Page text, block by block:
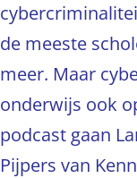
de meeste
meer. Maar
onderwijs ook
podcast gaan
Pijpers van